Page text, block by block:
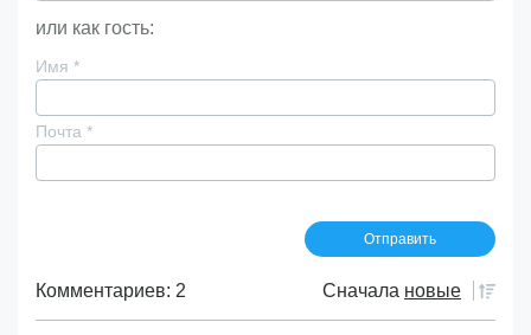
или как гость:
Имя *
Почта *
Комментариев: 2 Сначала новые